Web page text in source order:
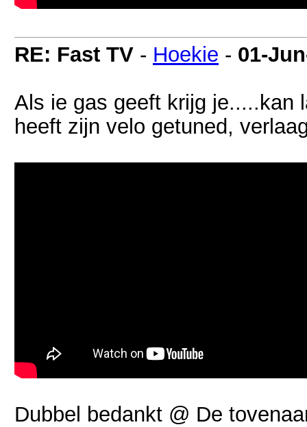
RE: Fast TV - Hoekie - 01-
Als ie gas geeft krijg je.....kan
heeft zijn velo getuned,
Dubbel bedankt @ De